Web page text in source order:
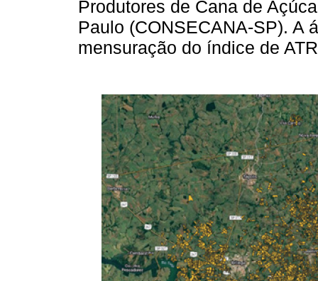
Produtores de Cana de
Paulo (CONSECANA-SP). A
mensuração do índice de